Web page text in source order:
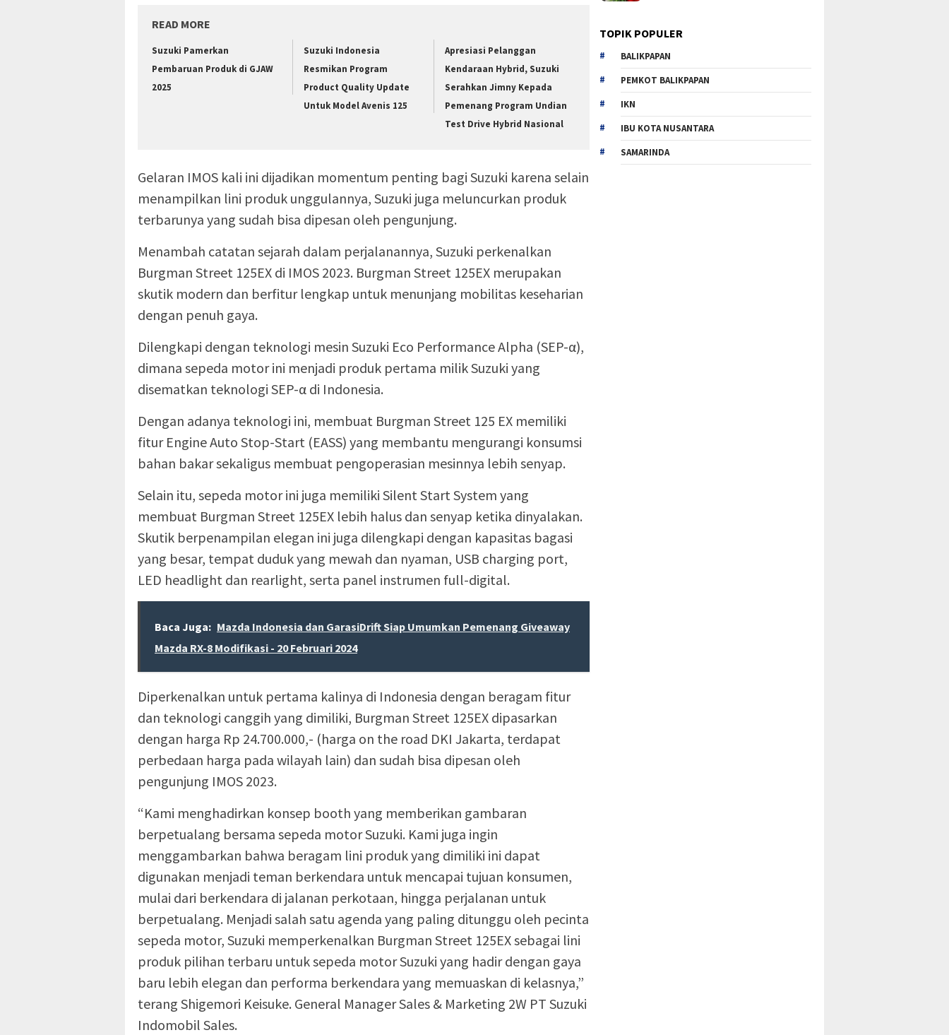
READ MORE
Suzuki Pamerkan
Pembaruan Produk di GJAW
2025
Suzuki Indonesia
Resmikan Program
Product Quality Update
Untuk Model Avenis 125
Apresiasi Pelanggan
Kendaraan Hybrid, Suzuki
Serahkan Jimny Kepada
Pemenang Program Undian
Test Drive Hybrid Nasional
Gelaran IMOS kali ini dijadikan momentum penting bagi Suzuki karena selain
menampilkan lini produk unggulannya, Suzuki juga meluncurkan produk
terbarunya yang sudah bisa dipesan oleh pengunjung.
Menambah catatan sejarah dalam perjalanannya, Suzuki perkenalkan
Burgman Street 125EX di IMOS 2023. Burgman Street 125EX merupakan
skutik modern dan berfitur lengkap untuk menunjang mobilitas keseharian
dengan penuh gaya.
Dilengkapi dengan teknologi mesin Suzuki Eco Performance Alpha (SEP-α),
dimana sepeda motor ini menjadi produk pertama milik Suzuki yang
disematkan teknologi SEP-α di Indonesia.
Dengan adanya teknologi ini, membuat Burgman Street 125 EX memiliki
fitur Engine Auto Stop-Start (EASS) yang membantu mengurangi konsumsi
bahan bakar sekaligus membuat pengoperasian mesinnya lebih senyap.
Selain itu, sepeda motor ini juga memiliki Silent Start System yang
membuat Burgman Street 125EX lebih halus dan senyap ketika dinyalakan.
Skutik berpenampilan elegan ini juga dilengkapi dengan kapasitas bagasi
yang besar, tempat duduk yang mewah dan nyaman, USB charging port,
LED headlight dan rearlight, serta panel instrumen full-digital.
Baca Juga: Mazda Indonesia dan GarasiDrift Siap Umumkan Pemenang Giveaway
Mazda RX-8 Modifikasi - 20 Februari 2024
Diperkenalkan untuk pertama kalinya di Indonesia dengan beragam fitur
dan teknologi canggih yang dimiliki, Burgman Street 125EX dipasarkan
dengan harga Rp 24.700.000,- (harga on the road DKI Jakarta, terdapat
perbedaan harga pada wilayah lain) dan sudah bisa dipesan oleh
pengunjung IMOS 2023.
“Kami menghadirkan konsep booth yang memberikan gambaran
berpetualang bersama sepeda motor Suzuki. Kami juga ingin
menggambarkan bahwa beragam lini produk yang dimiliki ini dapat
digunakan menjadi teman berkendara untuk mencapai tujuan konsumen,
mulai dari berkendara di jalanan perkotaan, hingga perjalanan untuk
berpetualang. Menjadi salah satu agenda yang paling ditunggu oleh pecinta
sepeda motor, Suzuki memperkenalkan Burgman Street 125EX sebagai lini
produk pilihan terbaru untuk sepeda motor Suzuki yang hadir dengan gaya
baru lebih elegan dan performa berkendara yang memuaskan di kelasnya,”
terang Shigemori Keisuke. General Manager Sales & Marketing 2W PT Suzuki
Indomobil Sales.
TOPIK POPULER
BALIKPAPAN
PEMKOT BALIKPAPAN
IKN
IBU KOTA NUSANTARA
SAMARINDA